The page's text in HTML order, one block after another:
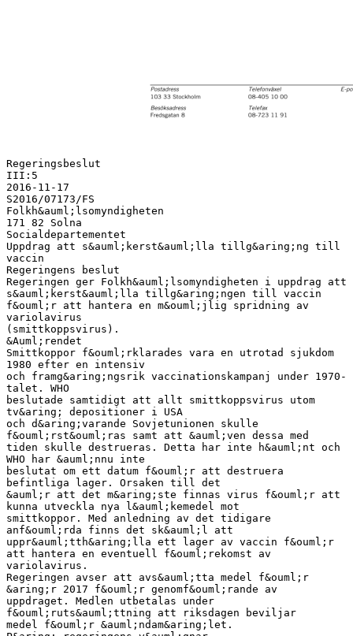
Regeringsbeslut
III:5
2016-11-17
S2016/07173/FS
Folkh&auml;lsomyndigheten
171 82 Solna
Socialdepartementet
Uppdrag att s&auml;kerst&auml;lla tillg&aring;ng till
vaccin
Regeringens beslut
Regeringen ger Folkh&auml;lsomyndigheten i uppdrag att
s&auml;kerst&auml;lla tillg&aring;ngen till vaccin
f&ouml;r att hantera en m&ouml;jlig spridning av
variolavirus
(smittkoppsvirus).
&Auml;rendet
Smittkoppor f&ouml;rklarades vara en utrotad sjukdom
1980 efter en intensiv
och framg&aring;ngsrik vaccinationskampanj under 1970-
talet. WHO
beslutade samtidigt att allt smittkoppsvirus utom
tv&aring; depositioner i USA
och d&aring;varande Sovjetunionen skulle
f&ouml;rst&ouml;ras samt att &auml;ven dessa med
tiden skulle destrueras. Detta har inte h&auml;nt och
WHO har &auml;nnu inte
beslutat om ett datum f&ouml;r att destruera
befintliga lager. Orsaken till det
&auml;r att det m&aring;ste finnas virus f&ouml;r att
kunna utveckla nya l&auml;kemedel mot
smittkoppor. Med anledning av det tidigare
anf&ouml;rda finns det sk&auml;l att
uppr&auml;tth&aring;lla ett lager av vaccin f&ouml;r
att hantera en eventuell f&ouml;rekomst av
variolavirus.
Regeringen avser att avs&auml;tta medel f&ouml;r
&aring;r 2017 f&ouml;r genomf&ouml;rande av
uppdraget. Medlen utbetalas under
f&ouml;ruts&auml;ttning att riksdagen beviljar
medel f&ouml;r &auml;ndam&aring;let.